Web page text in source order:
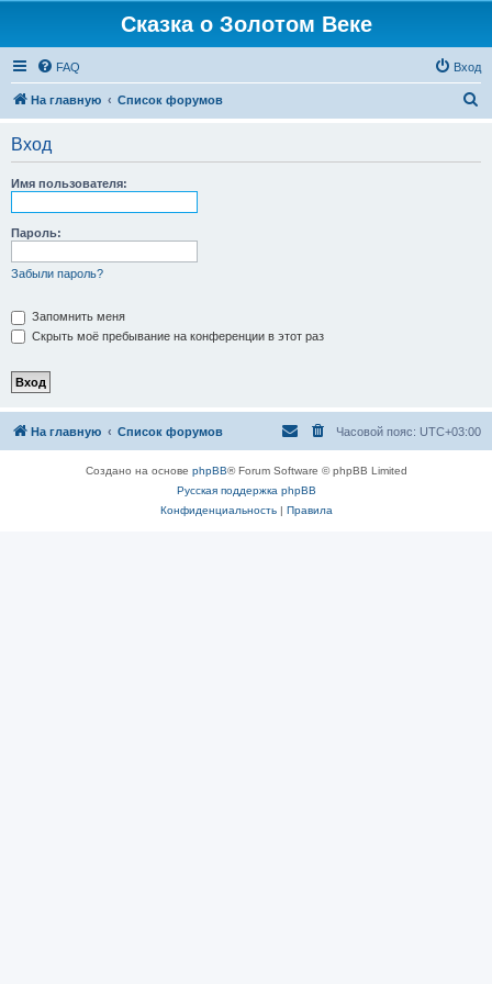
Сказка о Золотом Веке
FAQ Вход
На главную Список форумов
Вход
Имя пользователя:
Пароль:
Забыли пароль?
Запомнить меня
Скрыть моё пребывание на конференции в этот раз
На главную Список форумов Часовой пояс: UTC+03:00
Создано на основе phpBB® Forum Software © phpBB Limited
Русская поддержка phpBB
Конфиденциальность| Правила